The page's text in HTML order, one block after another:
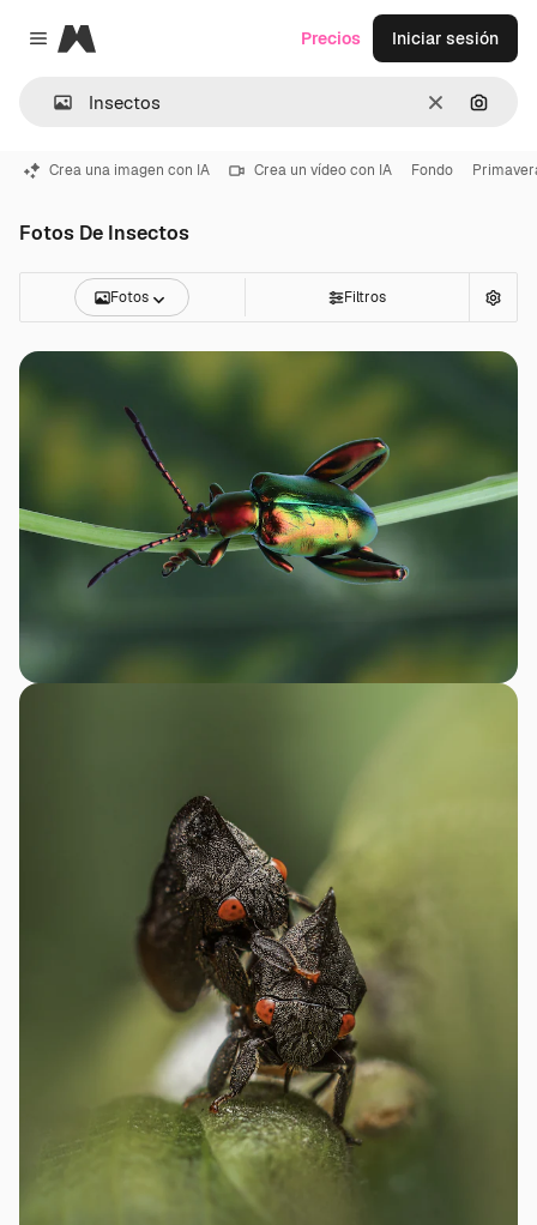
Close menu
Magnific
Borrar
Precios Iniciar sesión
Crea una imagen con IA Crea un vídeo con IA Fondo
Fotos De Insectos
Fotos Filtros